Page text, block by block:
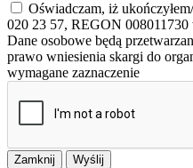
Oświadczam, iż
020 23 57, REGON 008011730
Dane osobowe będą
prawo wniesienia skargi do
wymagane zaznaczenie
Zamknij Wyślij